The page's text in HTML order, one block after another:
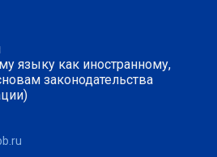
языку как иностранному,
законодательства